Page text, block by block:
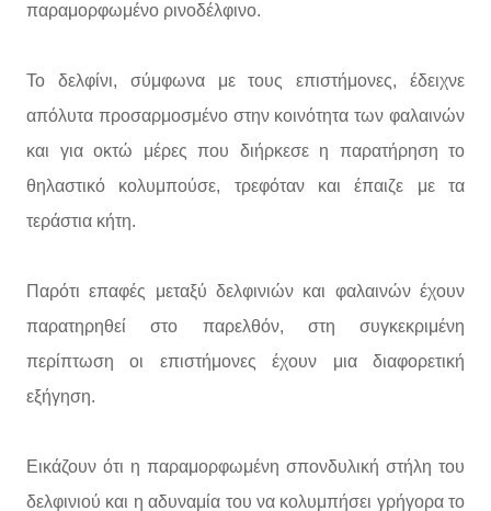
παραμορφωμένο ρινοδέλφινο.
Το δελφίνι, σύμφωνα με τους επιστήμονες, έδειχνε
απόλυτα προσαρμοσμένο στην κοινότητα των φαλαινών
και για οκτώ μέρες που διήρκεσε η παρατήρηση το
θηλαστικό κολυμπούσε, τρεφόταν και έπαιζε με τα
τεράστια κήτη.
Παρότι επαφές μεταξύ δελφινιών και φαλαινών έχουν
παρατηρηθεί στο παρελθόν, στη συγκεκριμένη
περίπτωση οι επιστήμονες έχουν μια διαφορετική
εξήγηση.
Εικάζουν ότι η παραμορφωμένη σπονδυλική στήλη του
δελφινιού και η αδυναμία του να κολυμπήσει γρήγορα το